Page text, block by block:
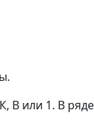
В или 1. В